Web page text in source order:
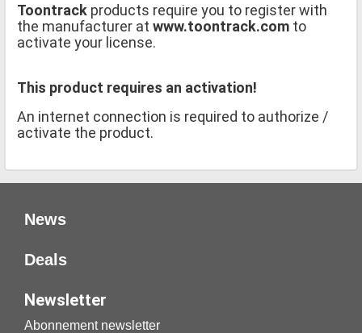
Toontrack products require you to register with
the manufacturer at www.toontrack.com to
activate your license.
This product requires an activation!
An internet connection is required to authorize /
activate the product.
News
Deals
Newsletter
Abonnement newsletter